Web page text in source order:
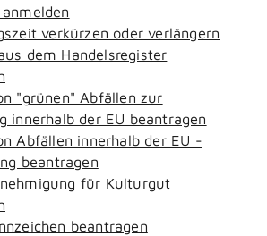
verkürzen oder verlängern
dem Handelsregister
"grünen" Abfällen zur
innerhalb der EU beantragen
Abfällen innerhalb der EU -
beantragen
für Kulturgut
beantragen